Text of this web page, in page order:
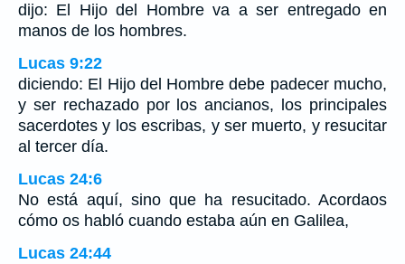
dijo: El Hijo del Hombre va a ser entregado en
manos de los hombres.
Lucas 9:22
diciendo: El Hijo del Hombre debe padecer mucho,
y ser rechazado por los ancianos, los principales
sacerdotes y los escribas, y ser muerto, y resucitar
al tercer día.
Lucas 24:6
No está aquí, sino que ha resucitado. Acordaos
cómo os habló cuando estaba aún en Galilea,
Lucas 24:44